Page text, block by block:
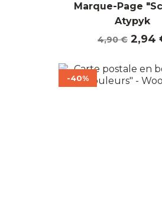
Marque-Page
Atypyk
Prix
4,90 € Prix
2,94
-40%